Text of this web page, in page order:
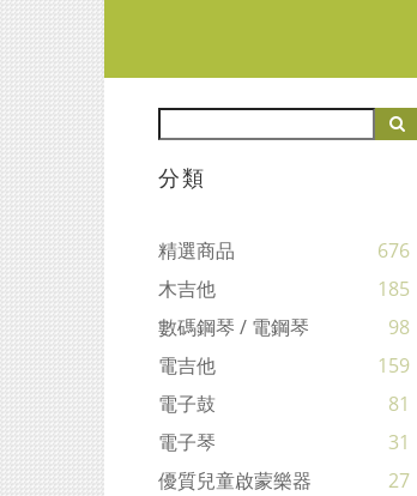
分類
精選商品
676
木吉他
185
數碼鋼琴 / 電鋼琴
98
電吉他
159
電子鼓
81
電子琴
31
優質兒童啟蒙樂器
27